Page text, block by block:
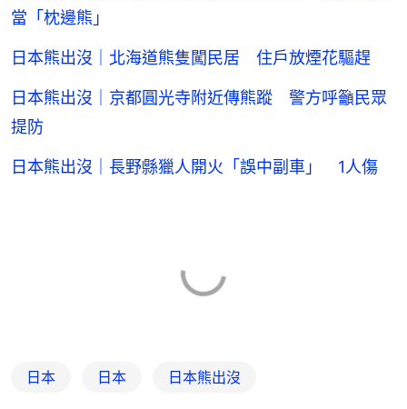
當「枕邊熊」
日本熊出沒｜北海道熊隻闖民居 住戶放煙花驅趕
日本熊出沒｜京都圓光寺附近傳熊蹤 警方呼籲民眾
提防
日本熊出沒｜長野縣獵人開火「誤中副車」 1人傷
日本 日本 日本熊出沒